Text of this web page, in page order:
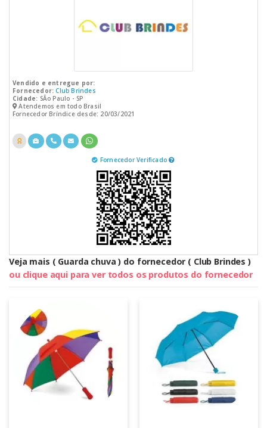
Vendido e entregue por:
Fornecedor: Club Brindes
Cidade: SÃo Paulo - SP
Atendemos em todo Brasil
Fornecedor Bríndice desde: 20/03/2021
Fornecedor Verificado
Veja mais ( Guarda chuva ) do fornecedor ( Club Brindes )
ou clique aqui para ver todos os produtos do fornecedor